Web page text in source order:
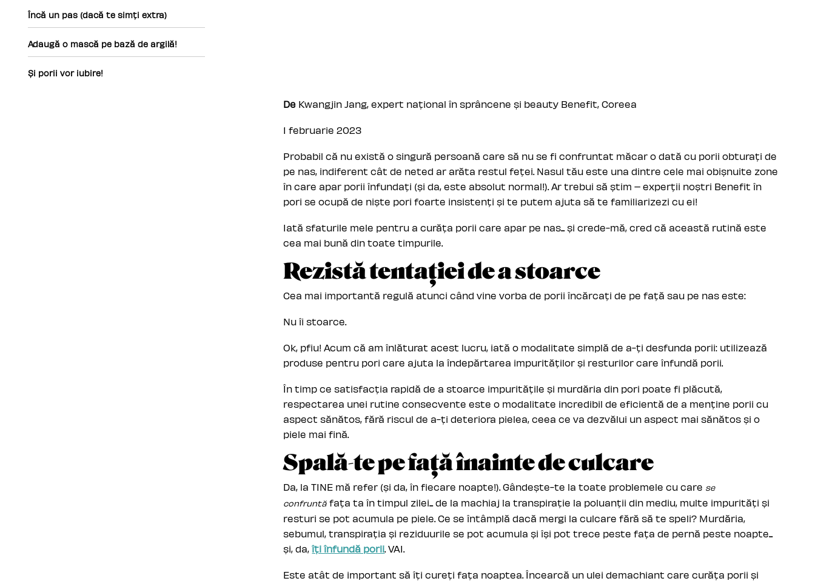
Încă un pas (dacă te simți extra)
Adaugă o mască pe bază de argilă!
Și porii vor iubire!
De Kwangjin Jang, expert național în sprâncene și beauty Benefit, Coreea
1 februarie 2023
Probabil că nu există o singură persoană care să nu se fi confruntat măcar o dată cu porii obturați de
pe nas, indiferent cât de neted ar arăta restul feței. Nasul tău este una dintre cele mai obișnuite zone
în care apar porii înfundați (și da, este absolut normal!). Ar trebui să știm – experții noștri Benefit în
pori se ocupă de niște pori foarte insistenți și te putem ajuta să te familiarizezi cu ei!
Iată sfaturile mele pentru a curăța porii care apar pe nas... și crede-mă, cred că această rutină este
cea mai bună din toate timpurile.
Rezistă tentației de a stoarce
Cea mai importantă regulă atunci când vine vorba de porii încărcați de pe față sau pe nas este:
Nu îi stoarce.
Ok, pfiu! Acum că am înlăturat acest lucru, iată o modalitate simplă de a-ți desfunda porii: utilizează
produse pentru pori care ajuta la îndepărtarea impurităților și resturilor care înfundă porii.
În timp ce satisfacția rapidă de a stoarce impuritățile și murdăria din pori poate fi plăcută,
respectarea unei rutine consecvente este o modalitate incredibil de eficientă de a menține porii cu
aspect sănătos, fără riscul de a-ți deteriora pielea, ceea ce va dezvălui un aspect mai sănătos și o
piele mai fină.
Spală-te pe față înainte de culcare
Da, la TINE mă refer (și da, în fiecare noapte!). Gândește-te la toate problemele cu care se
confruntă fața ta în timpul zilei... de la machiaj la transpirație la poluanții din mediu, multe impurități și
resturi se pot acumula pe piele. Ce se întâmplă dacă mergi la culcare fără să te speli? Murdăria,
sebumul, transpirația și reziduurile se pot acumula și își pot trece peste fața de pernă peste noapte...
și, da,îți înfundă porii. VAI.
Este atât de important să îți cureți fața noaptea. Încearcă un ulei demachiant care curăța porii și